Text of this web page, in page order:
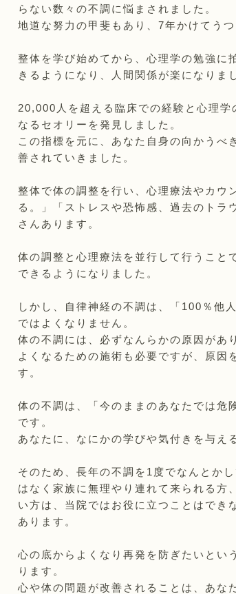
らない数々の不調に悩まされました。
地道な努力の甲斐もあり、7年かけてう
整体を学び始めてから、心理学の勉強に
きるようになり、人間関係が楽になりま
20,000人を超える臨床での経験と心理
なるセオリーを発見しました。
この指標を元に、あなた自身の向かうべ
善されていきました。
整体で体の調整を行い、心理療法やカウ
る。」「ストレスや恐怖感、過去のトラ
さんあります。
体の調整と心理療法を並行して行うこと
できるようになりました。
しかし、自律神経の不調は、「100％他
ではよくなりません。
体の不調には、必ずなんらかの原因があ
よくなるための施術も必要ですが、原因
す。
体の不調は、「今のままのあなたでは危
です。
あなたに、なにかの学びや気付きを与え
そのため、長年の不調を1度でなんとか
はなく家族に無理やり連れて来られる方
い方は、当院ではお役に立つことはでき
あります。
心の底からよくなり再発を防ぎたいとい
ります。
心や体の問題が改善されることは、あな